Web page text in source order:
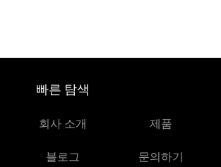
빠른 탐색
회사 소개 제품
블로그 문의하기